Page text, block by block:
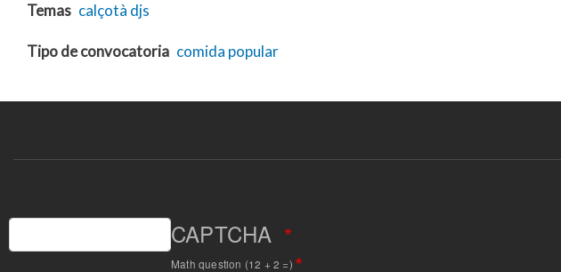
Temas calçotà djs
Tipo de convocatoria comida popular
Buscar CAPTCHA
Math question (12 + 2 =)